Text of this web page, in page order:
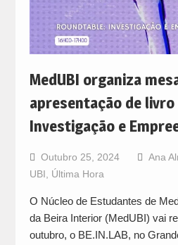
MedUBI organiza
apresentação de
Investigação e
Outubro 25, 2024 Ana
UBI, Última Hora
O Núcleo de Estudantes de
da Beira Interior (MedUBI) vai
outubro, o BE.IN.LAB, no